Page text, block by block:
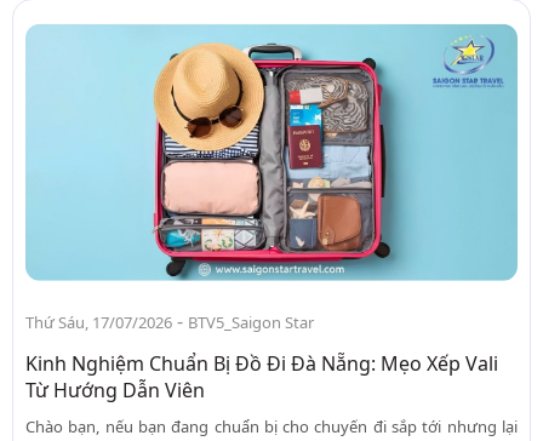
Thứ Sáu, 17/07/2026 - BTV5_Saigon Star
Kinh Nghiệm Chuẩn Bị Đồ Đi Đà Nẵng: Mẹo Xếp Vali
Từ Hướng Dẫn Viên
Chào bạn, nếu bạn đang chuẩn bị cho chuyến đi sắp tới nhưng lại